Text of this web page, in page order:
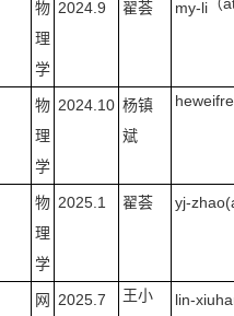
物
理
学
2024.9 翟荟 my-li
物
理
学
2024.10 杨镇
斌
物
理
学
2025.1 翟荟 yj-
网
2025.7
王小
lin-